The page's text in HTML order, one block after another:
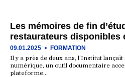
Les mémoires de fin
restaurateurs disponibles
09.01.2025 FORMATION
Il y a près de deux ans, l’Institut lançait
numérique, un outil documentaire
plateforme…